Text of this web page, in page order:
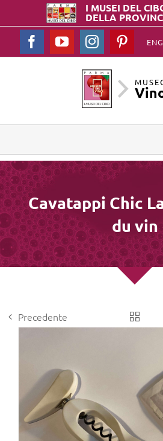
I MUSEI DEL
DELLA
FacebookYouTubeInstagram
Cavatappi Chic
du vin
Precedente
Image